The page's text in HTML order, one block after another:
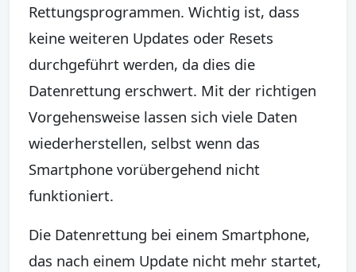
Rettungsprogrammen. Wichtig ist, dass
keine weiteren Updates oder Resets
durchgeführt werden, da dies die
Datenrettung erschwert. Mit der richtigen
Vorgehensweise lassen sich viele Daten
wiederherstellen, selbst wenn das
Smartphone vorübergehend nicht
funktioniert.
Die Datenrettung bei einem Smartphone,
das nach einem Update nicht mehr startet,